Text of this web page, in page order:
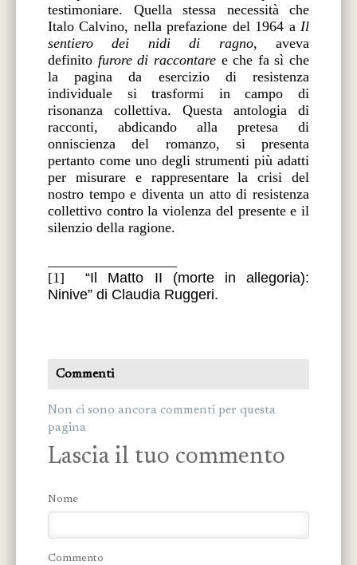
testimoniare. Quella stessa necessità che
Italo Calvino, nella prefazione del 1964 a Il
sentiero dei nidi di ragno, aveva
definito furore di raccontaree che fa sì che
la pagina da esercizio di resistenza
individuale si trasformi in campo di
risonanza collettiva. Questa antologia di
racconti, abdicando alla pretesa di
onniscienza del romanzo, si presenta
pertanto come uno degli strumenti più adatti
per misurare e rappresentare la crisi del
nostro tempo e diventa un atto di resistenza
collettivo contro la violenza del presente e il
silenzio della ragione.
[1]“Il Matto II (morte in allegoria):
Ninive” di Claudia Ruggeri.
Commenti
Non ci sono ancora commenti per questa
pagina
Lascia il tuo commento
Nome
Commento